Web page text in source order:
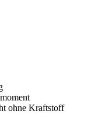
ohne Kraftstoff